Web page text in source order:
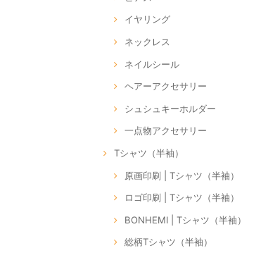
イヤリング
ネックレス
ネイルシール
ヘアーアクセサリー
シュシュキーホルダー
一点物アクセサリー
Tシャツ（半袖）
原画印刷 | Tシャツ（半袖）
ロゴ印刷 | Tシャツ（半袖）
BONHEMI | Tシャツ（半袖）
総柄Tシャツ（半袖）